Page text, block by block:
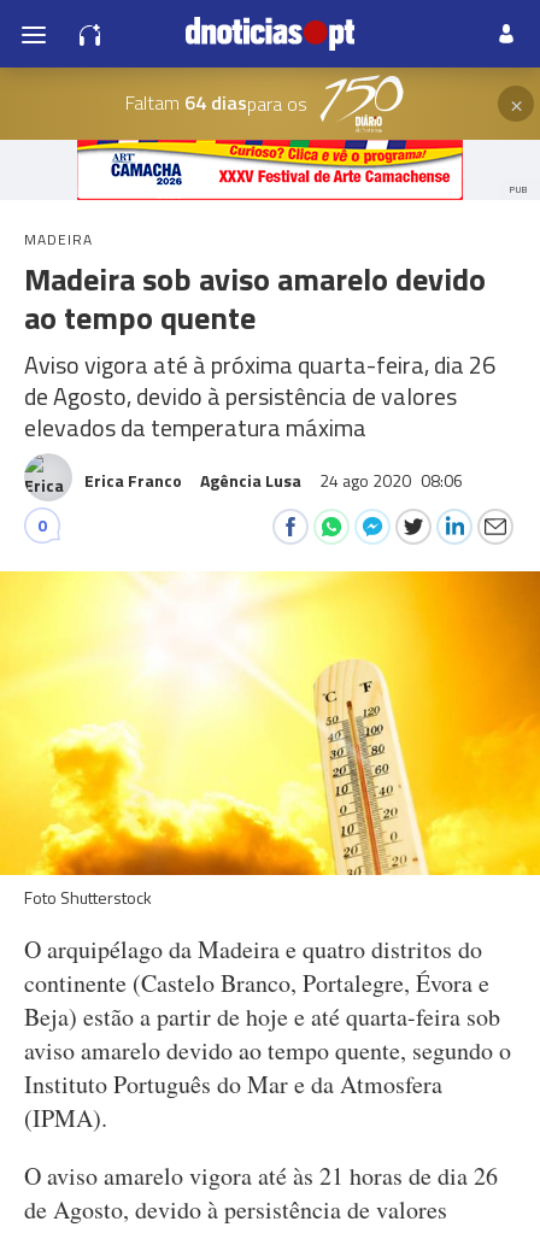
Faltam 64 diaspara os ×
PUB
MADEIRA
Madeira sob aviso amarelo devido
ao tempo quente
Aviso vigora até à próxima quarta-feira, dia 26
de Agosto, devido à persistência de valores
elevados da temperatura máxima
Erica Franco Agência Lusa 24 ago 2020 08:06
0
Foto Shutterstock
O arquipélago da Madeira e quatro distritos do
continente (Castelo Branco, Portalegre, Évora e
Beja) estão a partir de hoje e até quarta-feira sob
aviso amarelo devido ao tempo quente, segundo o
Instituto Português do Mar e da Atmosfera
(IPMA).
O aviso amarelo vigora até às 21 horas de dia 26
de Agosto, devido à persistência de valores